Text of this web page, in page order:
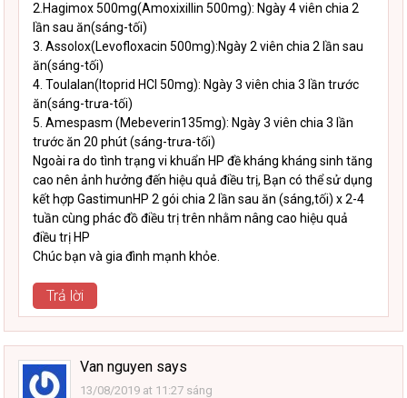
2.Hagimox 500mg(Amoxixillin 500mg): Ngày 4 viên chia 2
lần sau ăn(sáng-tối)
3. Assolox(Levofloxacin 500mg):Ngày 2 viên chia 2 lần sau
ăn(sáng-tối)
4. Toulalan(Itoprid HCl 50mg): Ngày 3 viên chia 3 lần trước
ăn(sáng-trưa-tối)
5. Amespasm (Mebeverin135mg): Ngày 3 viên chia 3 lần
trước ăn 20 phút (sáng-trưa-tối)
Ngoài ra do tình trạng vi khuẩn HP đề kháng kháng sinh tăng
cao nên ảnh hưởng đến hiệu quả điều trị, Bạn có thể sử dụng
kết hợp GastimunHP 2 gói chia 2 lần sau ăn (sáng,tối) x 2-4
tuần cùng phác đồ điều trị trên nhằm nâng cao hiệu quả
điều trị HP
Chúc bạn và gia đình mạnh khỏe.
Trả lời
Van nguyen says
13/08/2019 at 11:27 sáng